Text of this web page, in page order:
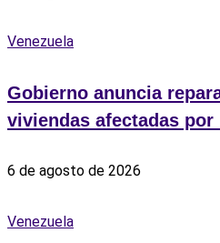
Venezuela
Gobierno anuncia
viviendas afectadas
6 de agosto de 2026
Venezuela